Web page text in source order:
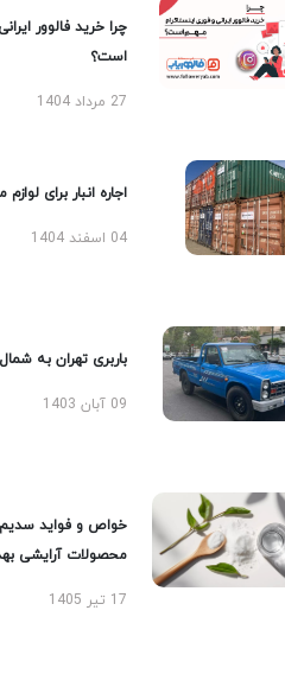
چرا خرید فالوور
است؟
27 مرداد 1404
اجاره انبار برای لوازم
04 اسفند 1404
باربری تهران به شمال
09 آبان 1403
خواص و فواید سدیم
محصولات آرایشی
17 تیر 1405